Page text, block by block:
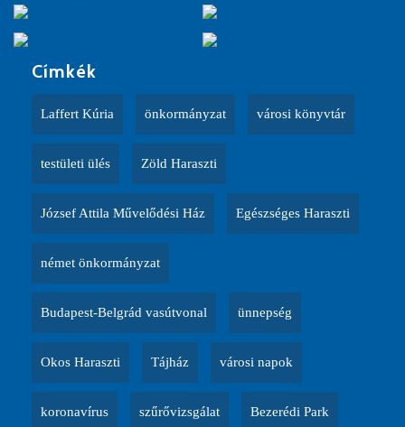
Címkék
Laffert Kúria önkormányzat városi könyvtár
testületi ülés Zöld Haraszti
József Attila Művelődési Ház Egészséges Haraszti
német önkormányzat
Budapest-Belgrád vasútvonal ünnepség
Okos Haraszti Tájház városi napok
koronavírus szűrővizsgálat Bezerédi Park